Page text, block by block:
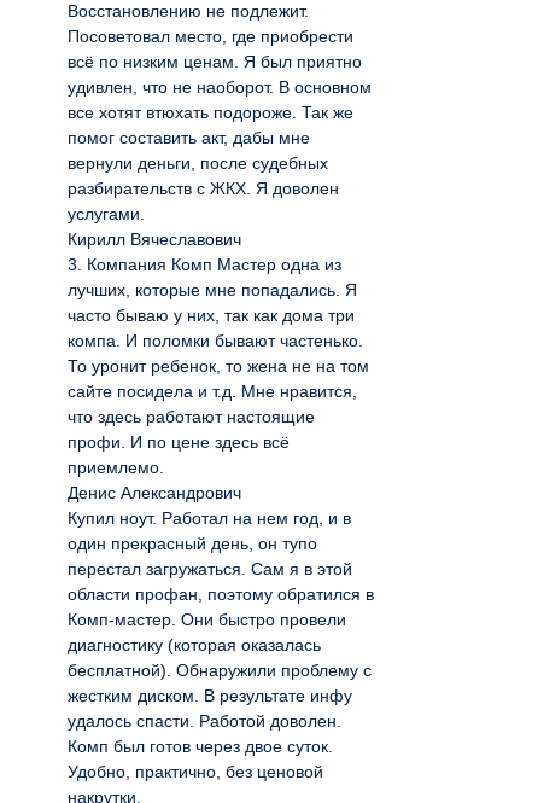
Восстановлению не подлежит.
Посоветовал место, где приобрести
всё по низким ценам. Я был приятно
удивлен, что не наоборот. В основном
все хотят втюхать подороже. Так же
помог составить акт, дабы мне
вернули деньги, после судебных
разбирательств с ЖКХ. Я доволен
услугами.
Кирилл Вячеславович
3. Компания Комп Мастер одна из
лучших, которые мне попадались. Я
часто бываю у них, так как дома три
компа. И поломки бывают частенько.
То уронит ребенок, то жена не на том
сайте посидела и т.д. Мне нравится,
что здесь работают настоящие
профи. И по цене здесь всё
приемлемо.
Денис Александрович
Купил ноут. Работал на нем год, и в
один прекрасный день, он тупо
перестал загружаться. Сам я в этой
области профан, поэтому обратился в
Комп-мастер. Они быстро провели
диагностику (которая оказалась
бесплатной). Обнаружили проблему с
жестким диском. В результате инфу
удалось спасти. Работой доволен.
Комп был готов через двое суток.
Удобно, практично, без ценовой
накрутки.